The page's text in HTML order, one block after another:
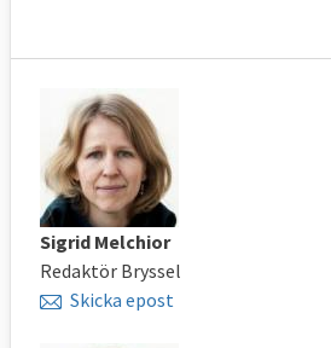
Sigrid Melchior
Redaktör Bryssel
Skicka epost